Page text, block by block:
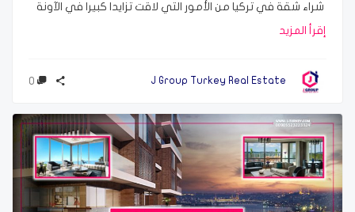
شراء شقة في تركيا من الأمور التي لاقت تزايدا كبيرا في الآونة
إقرأ المزيد
J Group Turkey Real Estate
0